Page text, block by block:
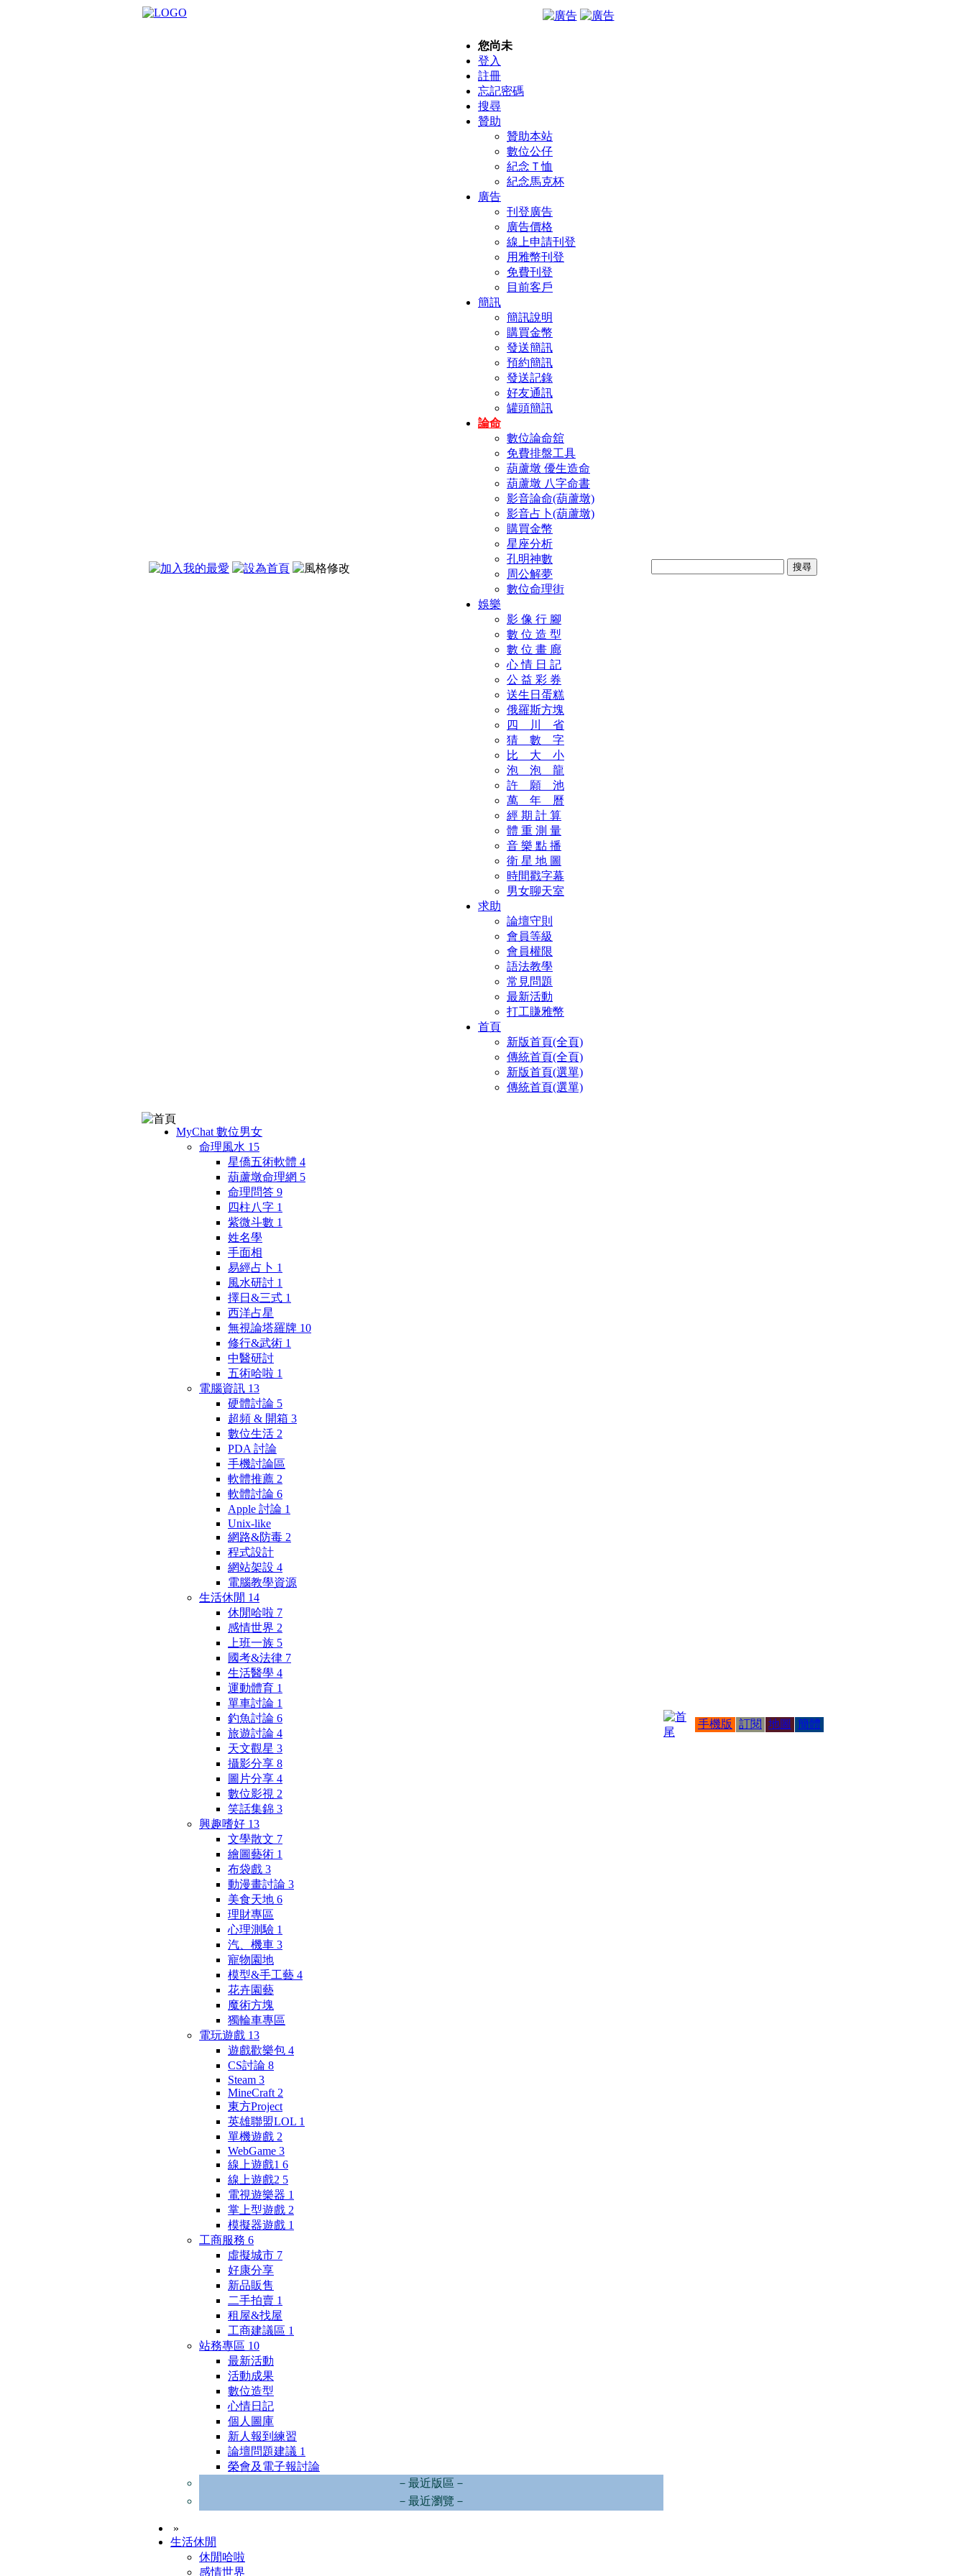
您尚未
登入
註冊
忘記密碼
搜尋
贊助
贊助本站
數位公仔
紀念Ｔ恤
紀念馬克杯
廣告
刊登廣告
廣告價格
線上申請刊登
用雅幣刊登
免費刊登
目前客戶
簡訊
簡訊說明
購買金幣
發送簡訊
預約簡訊
發送記錄
好友通訊
罐頭簡訊
論命
數位論命舘
免費排盤工具
葫蘆墩 優生造命
葫蘆墩 八字命書
影音論命(葫蘆墩)
影音占卜(葫蘆墩)
購買金幣
星座分析
孔明神數
周公解夢
數位命理街
娛樂
影 像 行 腳
數 位 造 型
數 位 畫 廊
心 情 日 記
公 益 彩 券
送生日蛋糕
俄羅斯方塊
四 川 省
猜 數 字
比 大 小
泡 泡 龍
許 願 池
萬 年 曆
經 期 計 算
體 重 測 量
音 樂 點 播
衛 星 地 圖
時間戳字幕
男女聊天室
求助
論壇守則
會員等級
會員權限
語法教學
常見問題
最新活動
打工賺雅幣
首頁
新版首頁(全頁)
傳統首頁(全頁)
新版首頁(選單)
傳統首頁(選單)
MyChat 數位男女
命理風水 15
星僑五術軟體 4
葫蘆墩命理網 5
命理問答 9
四柱八字 1
紫微斗數 1
姓名學
手面相
易經占卜 1
風水研討 1
擇日&三式 1
西洋占星
無視論塔羅牌 10
修行&武術 1
中醫研討
五術哈啦 1
電腦資訊 13
硬體討論 5
超頻 & 開箱 3
數位生活 2
PDA 討論
手機討論區
軟體推薦 2
軟體討論 6
Apple 討論 1
Unix-like
網路&防毒 2
程式設計
網站架設 4
電腦教學資源
生活休閒 14
休閒哈啦 7
感情世界 2
上班一族 5
國考&法律 7
生活醫學 4
運動體育 1
單車討論 1
釣魚討論 6
旅遊討論 4
天文觀星 3
攝影分享 8
圖片分享 4
數位影視 2
笑話集錦 3
興趣嗜好 13
文學散文 7
繪圖藝術 1
布袋戲 3
動漫畫討論 3
美食天地 6
理財專區
心理測驗 1
汽、機車 3
寵物園地
模型&手工藝 4
花卉園藝
魔術方塊
獨輪車專區
電玩遊戲 13
遊戲歡樂包 4
CS討論 8
Steam 3
MineCraft 2
東方Project
英雄聯盟LOL 1
單機遊戲 2
WebGame 3
線上遊戲1 6
線上遊戲2 5
電視遊樂器 1
掌上型遊戲 2
模擬器遊戲 1
工商服務 6
虛擬城市 7
好康分享
新品販售
二手拍賣 1
租屋&找屋
工商建議區 1
站務專區 10
最新活動
活動成果
數位造型
心情日記
個人圖庫
新人報到練習
論壇問題建議 1
榮會及電子報討論
－最近版區－
－最近瀏覽－
»
生活休閒
休閒哈啦
感情世界
手機版 訂閱 地圖 簡體